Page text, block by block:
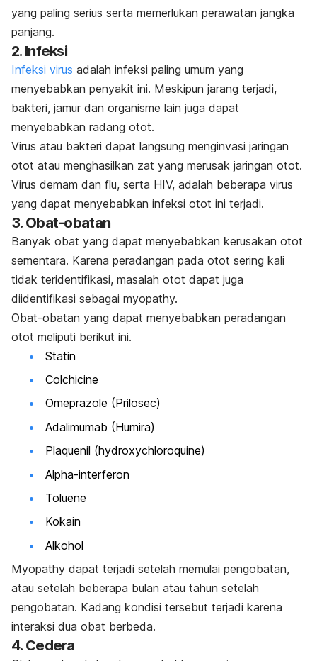
yang paling serius serta memerlukan perawatan jangka
panjang.
2. Infeksi
Infeksi virus adalah infeksi paling umum yang
menyebabkan penyakit ini. Meskipun jarang terjadi,
bakteri, jamur dan organisme lain juga dapat
menyebabkan radang otot.
Virus atau bakteri dapat langsung menginvasi jaringan
otot atau menghasilkan zat yang merusak jaringan otot.
Virus demam dan flu, serta HIV, adalah beberapa virus
yang dapat menyebabkan infeksi otot ini terjadi.
3. Obat-obatan
Banyak obat yang dapat menyebabkan kerusakan otot
sementara. Karena peradangan pada otot sering kali
tidak teridentifikasi, masalah otot dapat juga
diidentifikasi sebagai myopathy.
Obat-obatan yang dapat menyebabkan peradangan
otot meliputi berikut ini.
Statin
Colchicine
Omeprazole (Prilosec)
Adalimumab (Humira)
Plaquenil (hydroxychloroquine)
Alpha-interferon
Toluene
Kokain
Alkohol
Myopathy dapat terjadi setelah memulai pengobatan,
atau setelah beberapa bulan atau tahun setelah
pengobatan. Kadang kondisi tersebut terjadi karena
interaksi dua obat berbeda.
4. Cedera